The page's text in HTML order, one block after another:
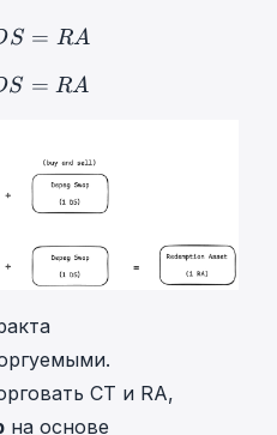
P A+DS
S = RA
C T+DS
S = RA
CT и RA,
на основе